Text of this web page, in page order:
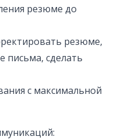
резюме до
резюме,
письма, сделать
с максимальной